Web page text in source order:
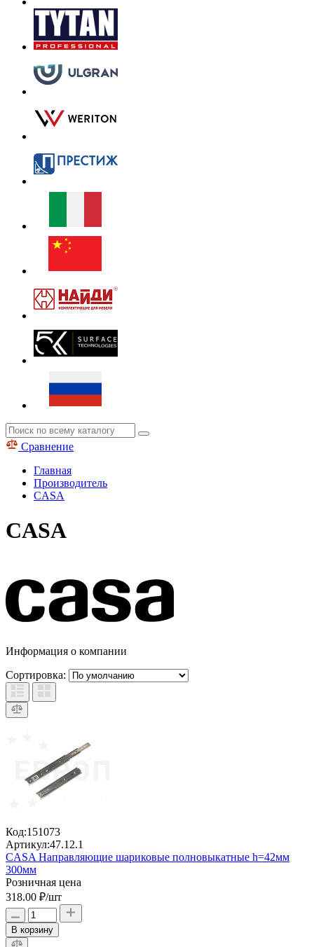
Сравнение
Главная
Производитель
CASA
CASA
Информация о компании
Сортировка:
Код:151073
Артикул:47.12.1
CASA Направляющие шариковые полновыкатные h=42мм
300мм
Розничная цена
318.00 ₽/шт
В корзину